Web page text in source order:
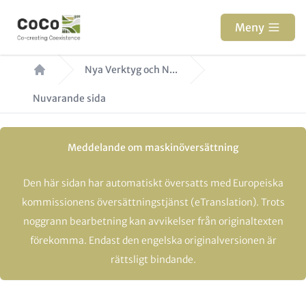
Meny
Länkstig Nya Verktyg och N...
Nuvarande sida
Meddelande om maskinöversättning
Den här sidan har automatiskt översatts med Europeiska
kommissionens översättningstjänst (eTranslation). Trots
noggrann bearbetning kan avvikelser från originaltexten
förekomma. Endast den engelska originalversionen är
rättsligt bindande.